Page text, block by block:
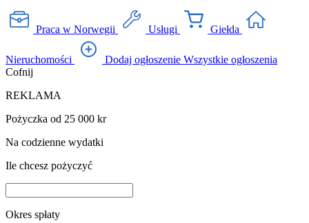
Praca w Norwegii Usługi Giełda
Nieruchomości Dodaj ogłoszenie Wszystkie ogłoszenia
Cofnij
REKLAMA
Pożyczka od 25 000 kr
Na codzienne wydatki
Ile chcesz pożyczyć
Okres spłaty